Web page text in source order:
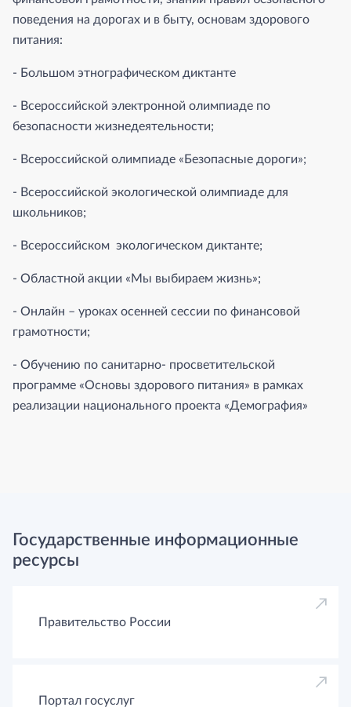
поведения на дорогах и в быту, основам здорового
питания:
- Большом этнографическом диктанте
- Всероссийской электронной олимпиаде по
безопасности жизнедеятельности;
- Всероссийской олимпиаде «Безопасные дороги»;
- Всероссийской экологической олимпиаде для
школьников;
- Всероссийском экологическом диктанте;
- Областной акции «Мы выбираем жизнь»;
- Онлайн – уроках осенней сессии по финансовой
грамотности;
- Обучению по санитарно- просветительской
программе «Основы здорового питания» в рамках
реализации национального проекта «Демография»
Государственные информационные
ресурсы
Правительство России
Портал госуслуг